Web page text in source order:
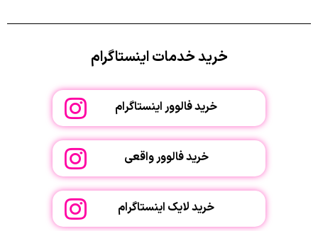
خرید خدمات اینستاگرام
خرید فالوور اینستاگرام
خرید فالوور واقعی
خرید لایک اینستاگرام